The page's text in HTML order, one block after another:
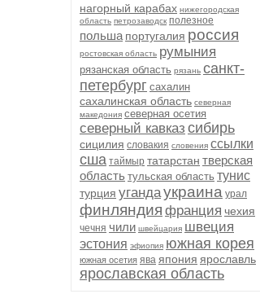
нагорный карабах нижегородская
область петрозаводск полезное
польша португалия россия
ростовская область румыния
рязанская область рязань санкт-
петербург сахалин
сахалинская область северная
македония северная осетия
северный кавказ сибирь
сицилия словакия словения ссылки
сша таймыр татарстан тверская
область тульская область тунис
турция угандаукраина урал
финляндия франция чехия
чечня чили швейцария швеция
эстония эфиопия южная корея
южная осетия ява япония ярославль
ярославская область